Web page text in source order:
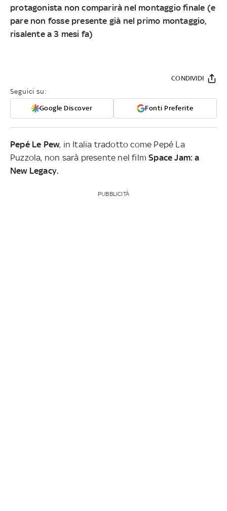
protagonista non comparirà nel montaggio finale (e
pare non fosse presente già nel primo montaggio,
risalente a 3 mesi fa)
Seguici su:
Google Discover Fonti Preferite
CONDIVIDI
Pepé Le Pew, in Italia tradotto come Pepé La
Puzzola, non sarà presente nel filmSpace Jam: a
New Legacy.
PUBBLICITÀ